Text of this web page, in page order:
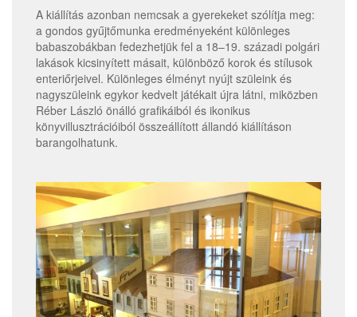
A kiállítás azonban nemcsak a gyerekeket szólítja meg:
a gondos gyűjtőmunka eredményeként különleges
babaszobákban fedezhetjük fel a 18–19. századi polgári
lakások kicsinyített másait, különböző korok és stílusok
enteriőrjeivel. Különleges élményt nyújt szüleink és
nagyszüleink egykor kedvelt játékait újra látni, miközben
Réber László önálló grafikáiból és ikonikus
könyvillusztrációiból összeállított állandó kiállításon
barangolhatunk.